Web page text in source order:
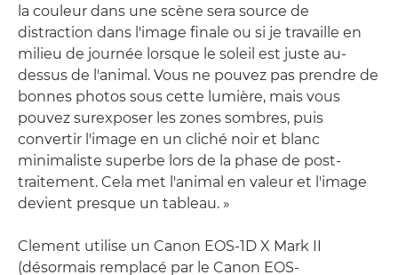
la couleur dans une scène sera source de
distraction dans l'image finale ou si je travaille en
milieu de journée lorsque le soleil est juste au-
dessus de l'animal. Vous ne pouvez pas prendre de
bonnes photos sous cette lumière, mais vous
pouvez surexposer les zones sombres, puis
convertir l'image en un cliché noir et blanc
minimaliste superbe lors de la phase de post-
traitement. Cela met l'animal en valeur et l'image
devient presque un tableau. »
Clement utilise un Canon EOS-1D X Mark II
(désormais remplacé par le Canon EOS-